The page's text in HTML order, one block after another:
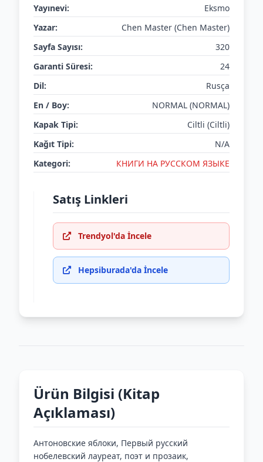
Yayınevi:
Eksmo
Yazar:
Chen Master (Chen Master)
Sayfa Sayısı:
320
Garanti Süresi:
24
Dil:
Rusça
En / Boy:
NORMAL (NORMAL)
Kapak Tipi:
Ciltli (Ciltli)
Kağıt Tipi:
N/A
Kategori:
КНИГИ НА РУССКОМ ЯЗЫКЕ
Satış Linkleri
Trendyol'da İncele
Hepsiburada'da İncele
Ürün Bilgisi (Kitap
Açıklaması)
Антоновские яблоки, Первый русский
нобелевский лауреат, поэт и прозаик,